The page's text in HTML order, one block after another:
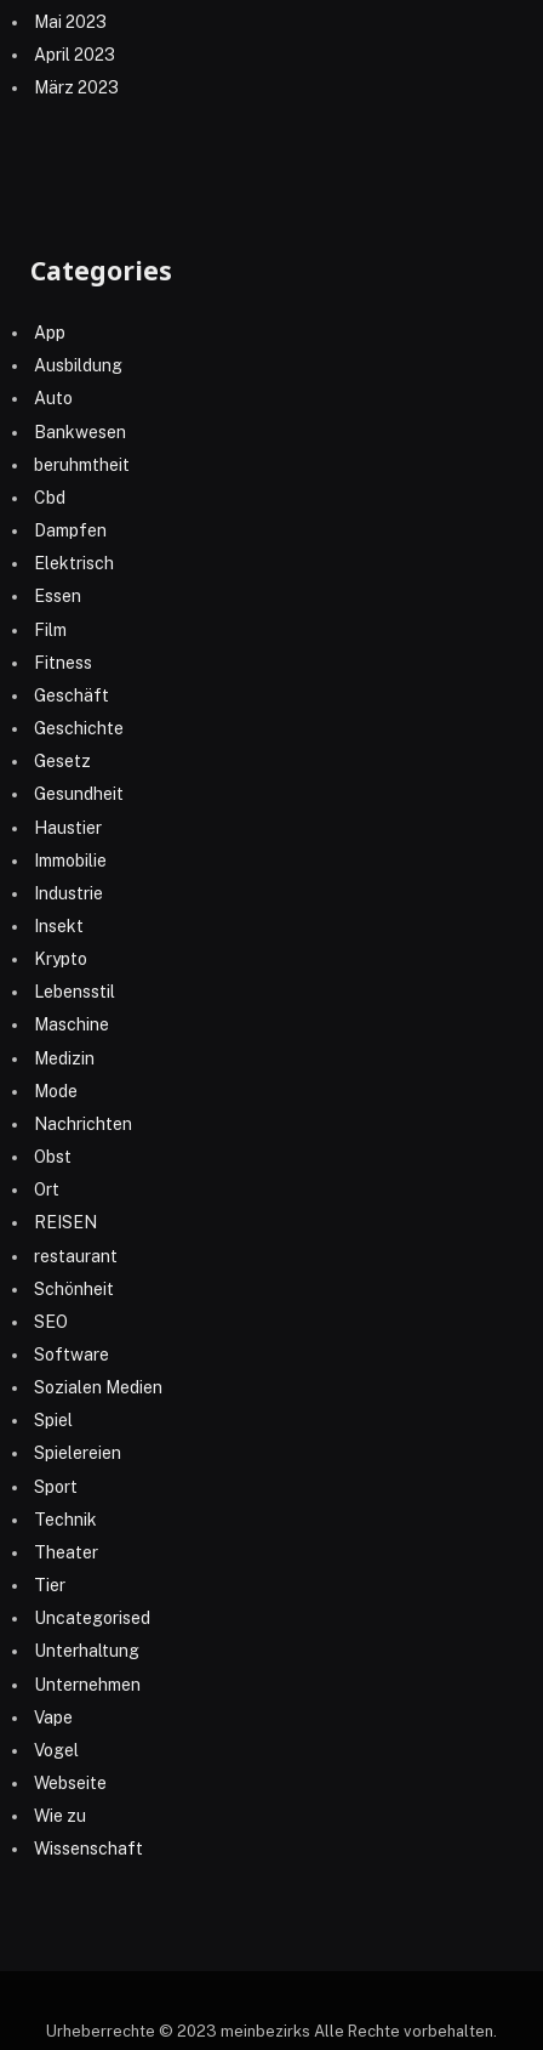
Mai 2023
April 2023
März 2023
Categories
App
Ausbildung
Auto
Bankwesen
beruhmtheit
Cbd
Dampfen
Elektrisch
Essen
Film
Fitness
Geschäft
Geschichte
Gesetz
Gesundheit
Haustier
Immobilie
Industrie
Insekt
Krypto
Lebensstil
Maschine
Medizin
Mode
Nachrichten
Obst
Ort
REISEN
restaurant
Schönheit
SEO
Software
Sozialen Medien
Spiel
Spielereien
Sport
Technik
Theater
Tier
Uncategorised
Unterhaltung
Unternehmen
Vape
Vogel
Webseite
Wie zu
Wissenschaft
Urheberrechte © 2023 meinbezirks Alle Rechte vorbehalten.